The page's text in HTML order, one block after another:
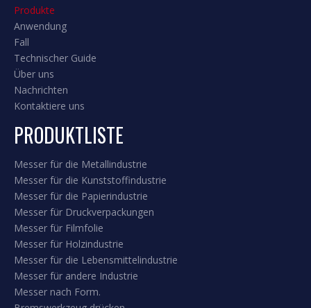
Produkte
Anwendung
Fall
Technischer Guide
Über uns
Nachrichten
Kontaktiere uns
PRODUKTLISTE
Messer für die Metallindustrie
Messer für die Kunststoffindustrie
Messer für die Papierindustrie
Messer für Druckverpackungen
Messer für Filmfolie
Messer für Holzindustrie
Messer für die Lebensmittelindustrie
Messer für andere Industrie
Messer nach Form.